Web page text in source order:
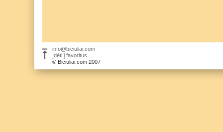
info@biciuliai.com
Įdėti į favoritus
© Biciuliai.com 2007